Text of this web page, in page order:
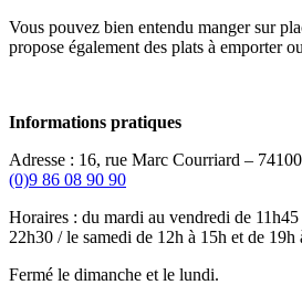
Vous pouvez bien entendu manger sur
propose également des plats à emporter
Informations pratiques
Adresse : 16, rue Marc Courriard –
(0)9 86 08 90 90
Horaires : du mardi au vendredi de
22h30 / le samedi de 12h à 15h et de 19h
Fermé le dimanche et le lundi.